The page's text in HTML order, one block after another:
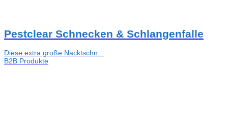
Pestclear Schnecken & Schlangenfalle
Diese extra große Nacktschn...
B2B Produkte